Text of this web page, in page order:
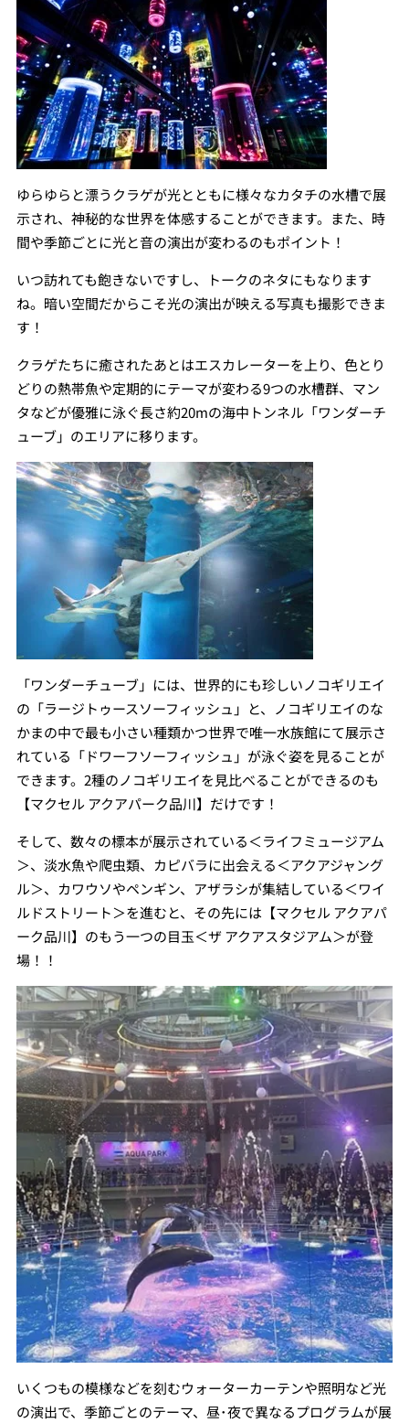
ゆらゆらと漂うクラゲが光とともに様々なカタチの水槽で展
示され、神秘的な世界を体感することができます。また、時
間や季節ごとに光と音の演出が変わるのもポイント！
いつ訪れても飽きないですし、トークのネタにもなります
ね。暗い空間だからこそ光の演出が映える写真も撮影できま
す！
クラゲたちに癒されたあとはエスカレーターを上り、色とり
どりの熱帯魚や定期的にテーマが変わる9つの水槽群、マン
タなどが優雅に泳ぐ長さ約20mの海中トンネル「ワンダーチ
ューブ」のエリアに移ります。
「ワンダーチューブ」には、世界的にも珍しいノコギリエイ
の「ラージトゥースソーフィッシュ」と、ノコギリエイのな
かまの中で最も小さい種類かつ世界で唯一水族館にて展示さ
れている「ドワーフソーフィッシュ」が泳ぐ姿を見ることが
できます。2種のノコギリエイを見比べることができるのも
【マクセル アクアパーク品川】だけです！
そして、数々の標本が展示されている＜ライフミュージアム
＞、淡水魚や爬虫類、カピバラに出会える＜アクアジャング
ル＞、カワウソやペンギン、アザラシが集結している＜ワイ
ルドストリート＞を進むと、その先には【マクセル アクアパ
ーク品川】のもう一つの目玉＜ザ アクアスタジアム＞が登
場！！
いくつもの模様などを刻むウォーターカーテンや照明など光
の演出で、季節ごとのテーマ、昼･夜で異なるプログラムが展